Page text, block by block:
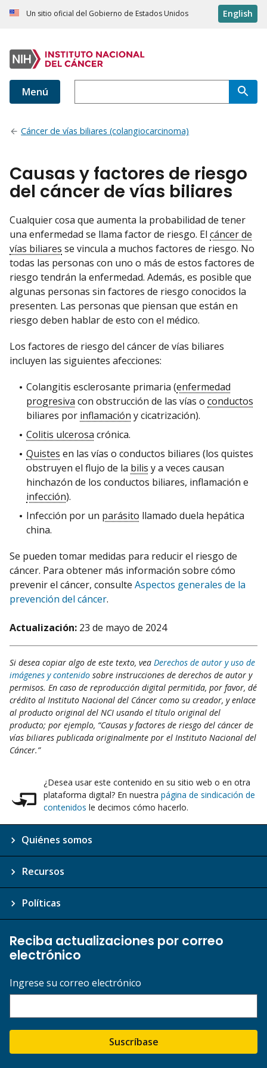
Un sitio oficial del Gobierno de Estados Unidos English
Menú
Cáncer de vías biliares (colangiocarcinoma)
Causas y factores de riesgo
del cáncer de vías biliares
Cualquier cosa que aumenta la probabilidad de tener
una enfermedad se llama factor de riesgo. El cáncer de
vías biliares se vincula a muchos factores de riesgo. No
todas las personas con uno o más de estos factores de
riesgo tendrán la enfermedad. Además, es posible que
algunas personas sin factores de riesgo conocidos la
presenten. Las personas que piensan que están en
riesgo deben hablar de esto con el médico.
Los factores de riesgo del cáncer de vías biliares
incluyen las siguientes afecciones:
Colangitis esclerosante primaria (enfermedad
progresiva con obstrucción de las vías o conductos
biliares por inflamación y cicatrización).
Colitis ulcerosa crónica.
Quistes en las vías o conductos biliares (los quistes
obstruyen el flujo de la bilis y a veces causan
hinchazón de los conductos biliares, inflamación e
infección).
Infección por un parásito llamado duela hepática
china.
Se pueden tomar medidas para reducir el riesgo de
cáncer. Para obtener más información sobre cómo
prevenir el cáncer, consulte Aspectos generales de la
prevención del cáncer.
Actualización: 23 de mayo de 2024
Si desea copiar algo de este texto, vea Derechos de autor y uso de
imágenes y contenido sobre instrucciones de derechos de autor y
permisos. En caso de reproducción digital permitida, por favor, dé
crédito al Instituto Nacional del Cáncer como su creador, y enlace
al producto original del NCI usando el título original del
producto; por ejemplo, “Causas y factores de riesgo del cáncer de
vías biliares publicada originalmente por el Instituto Nacional del
Cáncer.”
¿Desea usar este contenido en su sitio web o en otra
plataforma digital? En nuestra página de sindicación de
contenidos le decimos cómo hacerlo.
Quiénes somos
Recursos
Políticas
Reciba actualizaciones por correo
electrónico
Ingrese su correo electrónico
Suscríbase